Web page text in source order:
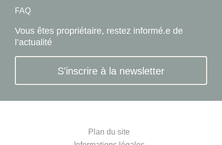
FAQ
Vous êtes propriétaire, restez informé.e de
l’actualité
S'inscrire à la newsletter
Plan du site